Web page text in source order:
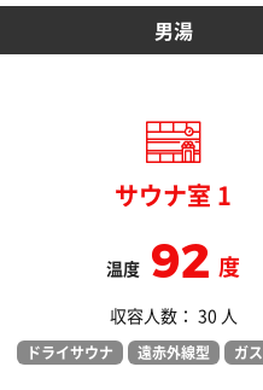
男湯
サウナ室 1
温度 92度
収容人数： 30 人
ドライサウナ 遠赤外線型 ガス